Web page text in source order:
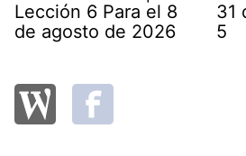
Lección 6 Para el 8
de agosto de 2026
31
5